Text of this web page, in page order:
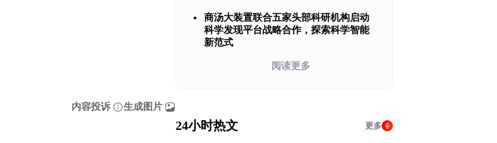
内容投诉 生成图片
商汤大装置联合五家头部科研机构启动
科学发现平台战略合作，探索科学智能
新范式
阅读更多
24小时热文 更多